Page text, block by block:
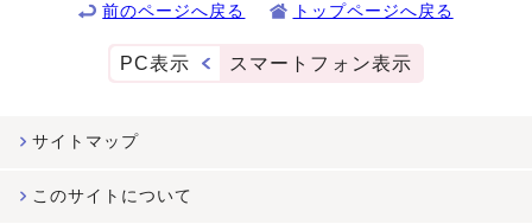
前のページへ戻る トップページへ戻る
PC表示 スマートフォン表示
サイトマップ
このサイトについて